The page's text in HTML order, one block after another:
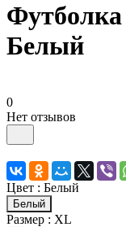
Белый
0
Нет отзывов
Цвет : Белый
Белый
Размер : XL